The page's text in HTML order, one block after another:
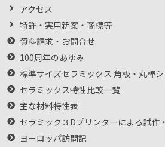
アクセス
特許・実用新案・商標等
資料請求・お問合せ
100周年のあゆみ
標準サイズセラミックス 角板・丸棒
セラミックス特性比較一覧
主な材料特性表
セラミック３Dプリンターによる試作
ヨーロッパ訪問記